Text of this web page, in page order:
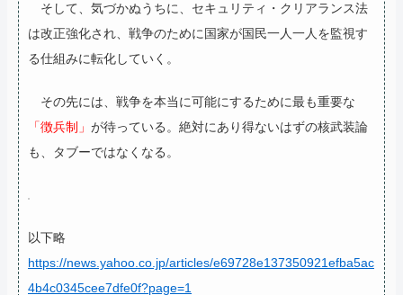
そして、気づかぬうちに、セキュリティ・クリアランス法
は改正強化され、戦争のために国家が国民一人一人を監視す
る仕組みに転化していく。
その先には、戦争を本当に可能にするために最も重要な
「徴兵制」 が待っている。絶対にあり得ないはずの核武装論
も、タブーではなくなる。
以下略
https://news.yahoo.co.jp/articles/e69728e137350921efba5ac
4b4c0345cee7dfe0f?page=1